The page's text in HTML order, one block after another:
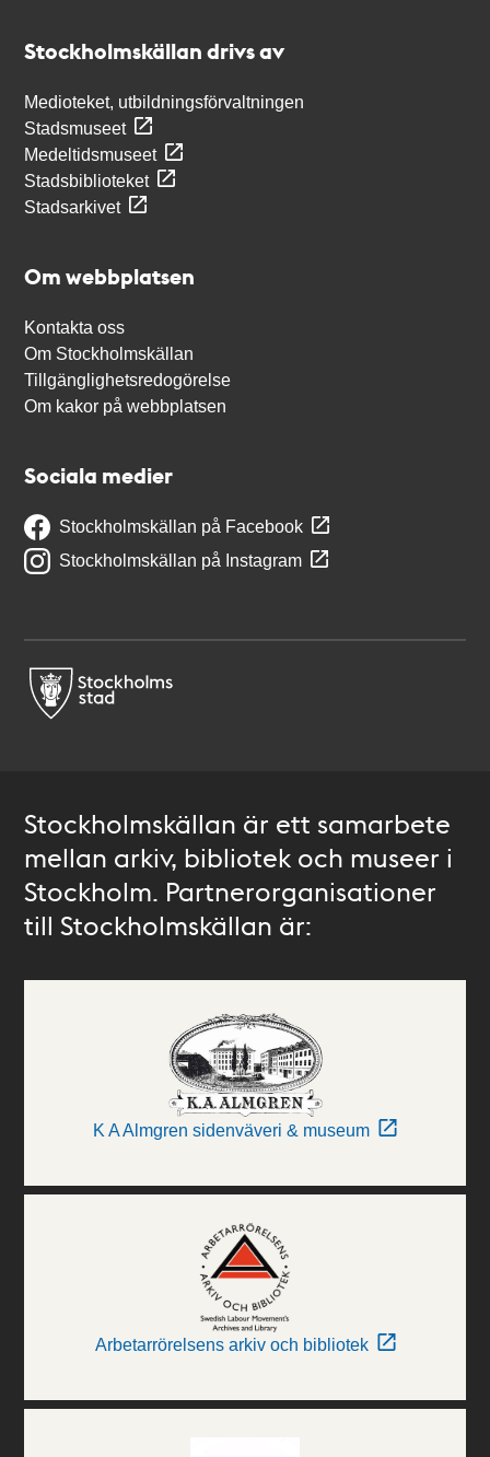
Stockholmskällan drivs av
Medioteket, utbildningsförvaltningen
Stadsmuseet
Medeltidsmuseet
Stadsbiblioteket
Stadsarkivet
Om webbplatsen
Kontakta oss
Om Stockholmskällan
Tillgänglighetsredogörelse
Om kakor på webbplatsen
Sociala medier
Stockholmskällan på Facebook
Stockholmskällan på Instagram
Stockholmskällan är ett samarbete
mellan arkiv, bibliotek och museer i
Stockholm. Partnerorganisationer
till Stockholmskällan är:
K A Almgren sidenväveri & museum
Arbetarrörelsens arkiv och bibliotek